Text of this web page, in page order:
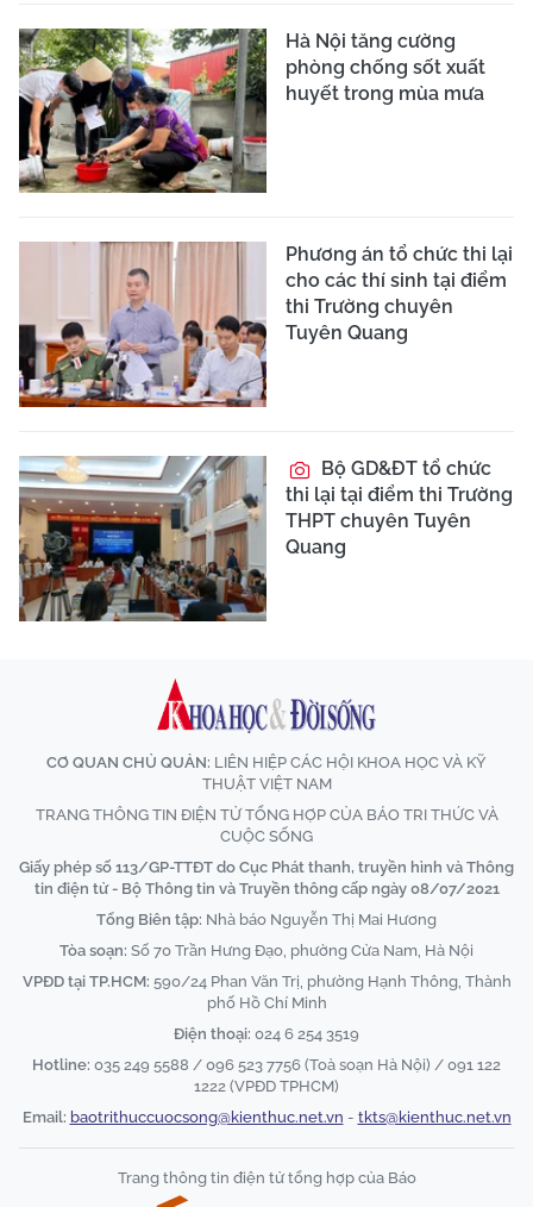
Hà Nội tăng cường
phòng chống sốt xuất
huyết trong mùa mưa
Phương án tổ chức thi lại
cho các thí sinh tại điểm
thi Trường chuyên
Tuyên Quang
Bộ GD&ĐT tổ chức
thi lại tại điểm thi Trường
THPT chuyên Tuyên
Quang
CƠ QUAN CHỦ QUẢN: LIÊN HIỆP CÁC HỘI KHOA HỌC VÀ KỸ
THUẬT VIỆT NAM
TRANG THÔNG TIN ĐIỆN TỬ TỔNG HỢP CỦA BÁO TRI THỨC VÀ
CUỘC SỐNG
Giấy phép số 113/GP-TTĐT do Cục Phát thanh, truyền hình và Thông
tin điện tử - Bộ Thông tin và Truyền thông cấp ngày 08/07/2021
Tổng Biên tập: Nhà báo Nguyễn Thị Mai Hương
Tòa soạn: Số 70 Trần Hưng Đạo, phường Cửa Nam, Hà Nội
VPĐD tại TP.HCM: 590/24 Phan Văn Trị, phường Hạnh Thông, Thành
phố Hồ Chí Minh
Điện thoại: 024 6 254 3519
Hotline: 035 249 5588 / 096 523 7756 (Toà soạn Hà Nội) / 091 122
1222 (VPĐD TPHCM)
Email: baotrithuccuocsong@kienthuc.net.vn - tkts@kienthuc.net.vn
Trang thông tin điện tử tổng hợp của Báo